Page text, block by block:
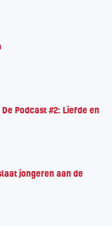
Podcast #2: Liefde en
jongeren aan de